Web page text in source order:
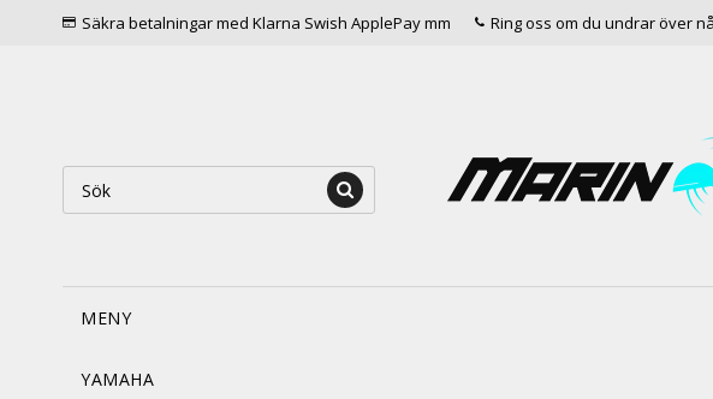
Säkra betalningar med Klarna Swish ApplePay mm Ring oss om du undrar över
MENY
YAMAHA